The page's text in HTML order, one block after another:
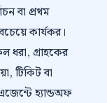
বা প্রথম
কার্যকর।
ধরা, গ্রাহকের
টিকিট বা
হ্যান্ডঅফ